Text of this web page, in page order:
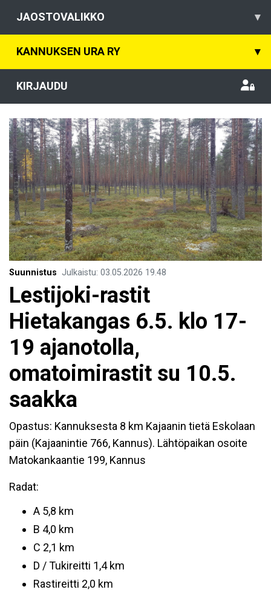
JAOSTOVALIKKO ▾
KANNUKSEN URA RY ▾
KIRJAUDU
Suunnistus Julkaistu: 03.05.2026 19.48
Lestijoki-rastit
Hietakangas 6.5. klo 17-
19 ajanotolla,
omatoimirastit su 10.5.
saakka
Opastus: Kannuksesta 8 km Kajaanin tietä Eskolaan
päin (Kajaanintie 766, Kannus). Lähtöpaikan osoite
Matokankaantie 199, Kannus
Radat:
A 5,8 km
B 4,0 km
C 2,1 km
D / Tukireitti 1,4 km
Rastireitti 2,0 km